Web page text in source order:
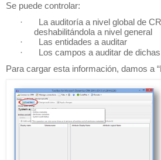
Se puede controlar:
·
La auditoría a nivel global de
deshabilitándola a nivel general
·
Las entidades a auditar
·
Los campos a auditar de
Para cargar esta información, damos a